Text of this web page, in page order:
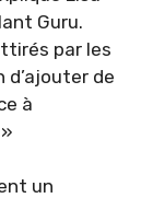
Guru.
par les
d’ajouter de
à
un